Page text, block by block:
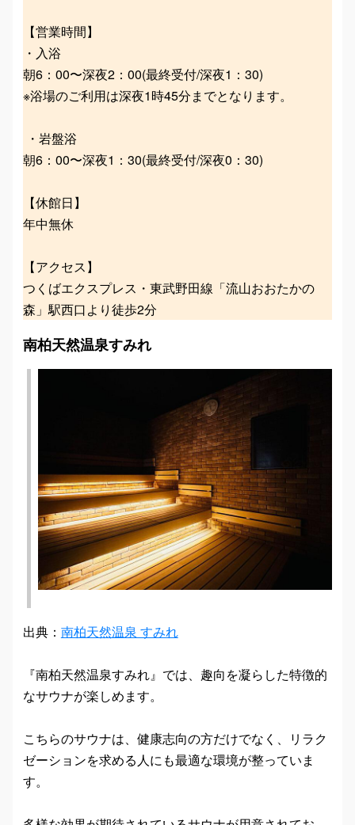
【営業時間】
・入浴
朝6：00〜深夜2：00(最終受付/深夜1：30)
※浴場のご利用は深夜1時45分までとなります。
・岩盤浴
朝6：00〜深夜1：30(最終受付/深夜0：30)
【休館日】
年中無休
【アクセス】
つくばエクスプレス・東武野田線「流山おおたかの
森」駅西口より徒歩2分
南柏天然温泉すみれ
出典： 南柏天然温泉 すみれ
『南柏天然温泉すみれ』では、趣向を凝らした特徴的
なサウナが楽しめます。
こちらのサウナは、健康志向の方だけでなく、リラク
ゼーションを求める人にも最適な環境が整っていま
す。